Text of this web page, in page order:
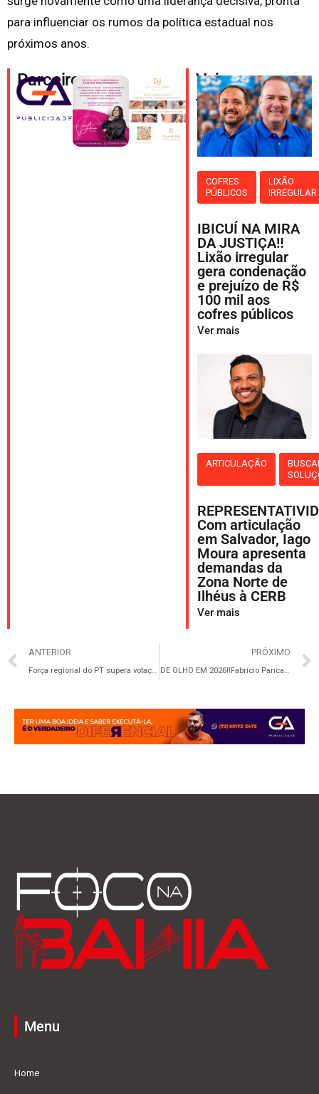
para influenciar os rumos da política estadual nos
próximos anos.
Parceiros
Veja
também
COFRES
PÚBLICOS
LIXÃO
IRREGULAR
IBICUÍ NA MIRA
DA JUSTIÇA‼️
Lixão irregular
gera condenação
e prejuízo de R$
100 mil aos
cofres públicos
Ver mais
ARTICULAÇÃO
Com articulação
em Salvador, Iago
Moura apresenta
demandas da
Zona Norte de
Ilhéus à CERB
Ver mais
ANTERIOR PRÓXIMO
Menu
Home